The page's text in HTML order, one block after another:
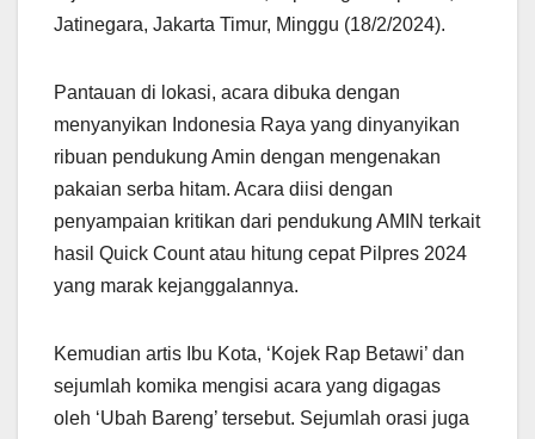
Jatinegara, Jakarta Timur, Minggu (18/2/2024).
Pantauan di lokasi, acara dibuka dengan
menyanyikan Indonesia Raya yang dinyanyikan
ribuan pendukung Amin dengan mengenakan
pakaian serba hitam. Acara diisi dengan
penyampaian kritikan dari pendukung AMIN terkait
hasil Quick Count atau hitung cepat Pilpres 2024
yang marak kejanggalannya.
Kemudian artis Ibu Kota, ‘Kojek Rap Betawi’ dan
sejumlah komika mengisi acara yang digagas
oleh ‘Ubah Bareng’ tersebut. Sejumlah orasi juga